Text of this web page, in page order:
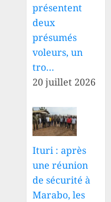
présentent
deux
présumés
voleurs, un
tro…
20 juillet 2026
Ituri : après
une réunion
de sécurité à
Marabo, les